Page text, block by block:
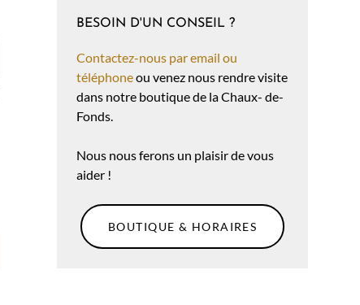
BESOIN D'UN CONSEIL ?
Contactez-nous par email ou
téléphoneou venez nous rendre visite
dans notre boutique de la Chaux- de-
Fonds.
Nous nous ferons un plaisir de vous
aider !
BOUTIQUE & HORAIRES